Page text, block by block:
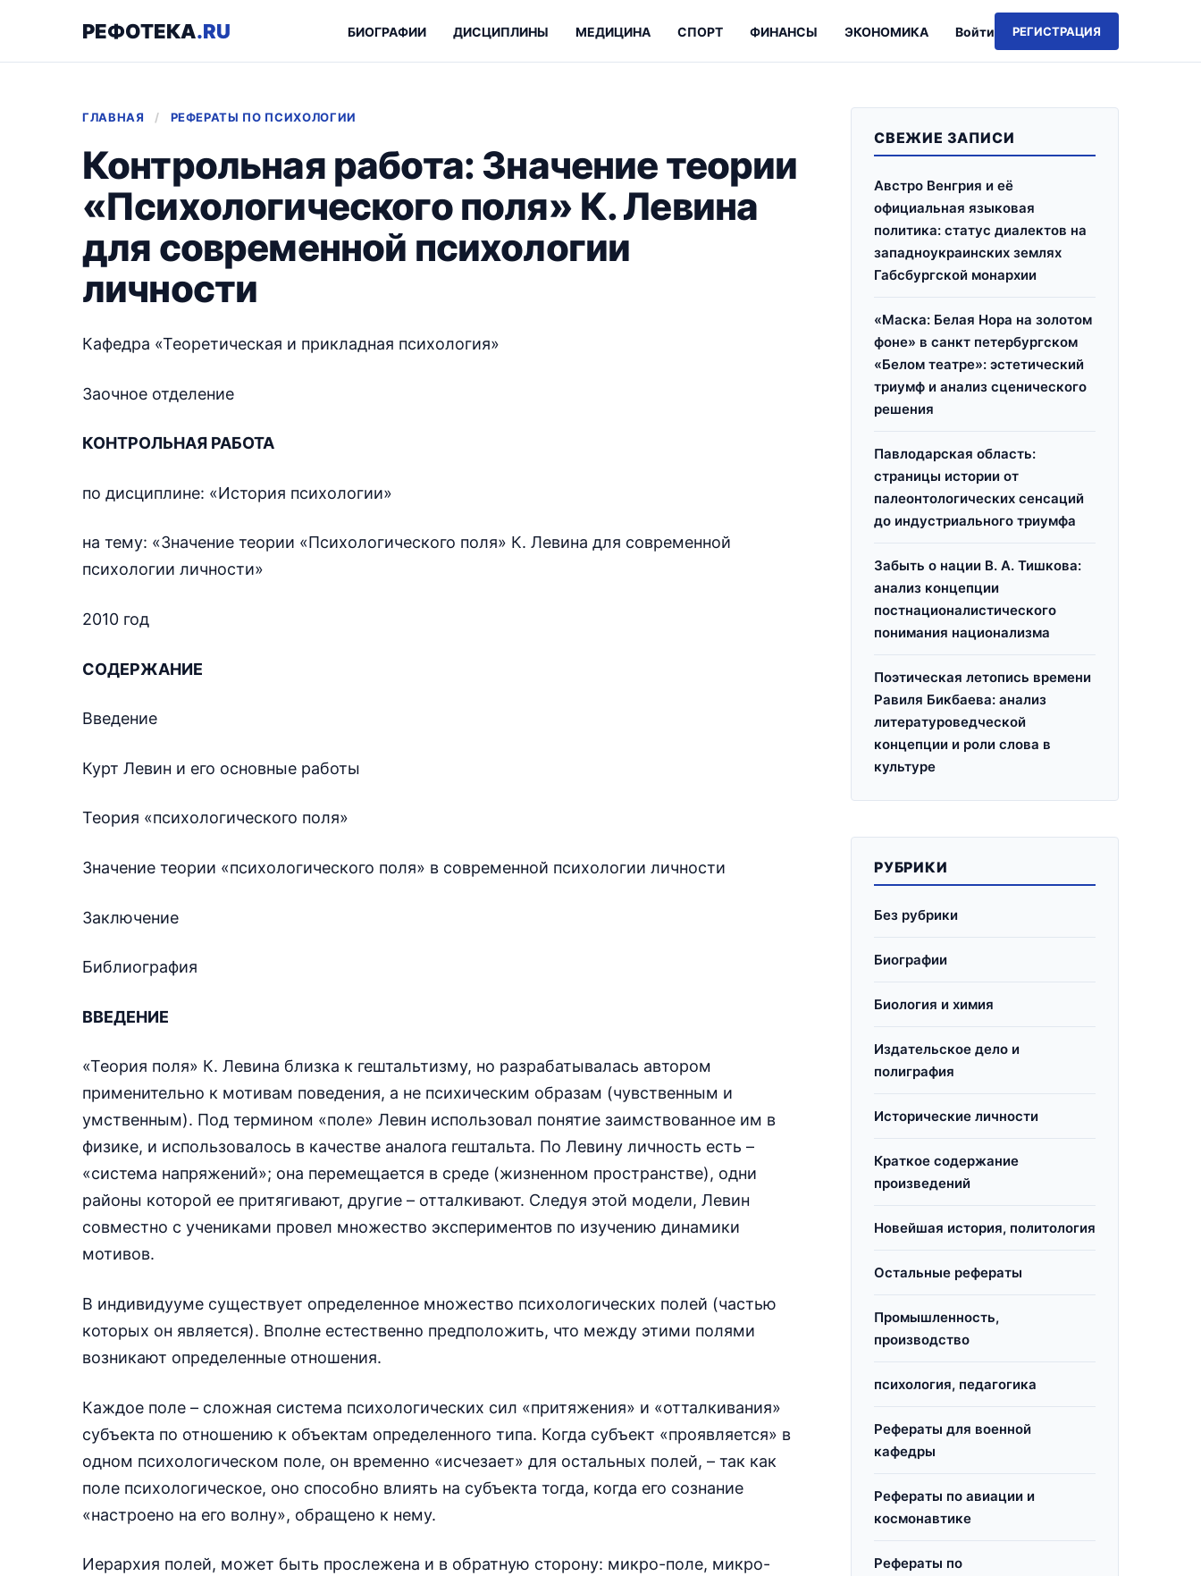
РЕФОТЕКА.RU Войти РЕГИСТРАЦИЯ
БИОГРАФИИ ДИСЦИПЛИНЫ МЕДИЦИНА СПОРТ ФИНАНСЫ ЭКОНОМИКА
ГЛАВНАЯ / РЕФЕРАТЫ ПО ПСИХОЛОГИИ
Контрольная работа: Значение теории
«Психологического поля» К. Левина
для современной психологии
личности
Кафедра «Теоретическая и прикладная психология»
Заочное отделение
КОНТРОЛЬНАЯ РАБОТА
по дисциплине: «История психологии»
на тему: «Значение теории «Психологического поля» К. Левина для современной
психологии личности»
2010 год
СОДЕРЖАНИЕ
Введение
Курт Левин и его основные работы
Теория «психологического поля»
Значение теории «психологического поля» в современной психологии личности
Заключение
Библиография
ВВЕДЕНИЕ
«Теория поля» К. Левина близка к гештальтизму, но разрабатывалась автором
применительно к мотивам поведения, а не психическим образам (чувственным и
умственным). Под термином «поле» Левин использовал понятие заимствованное им в
физике, и использовалось в качестве аналога гештальта. По Левину личность есть –
«система напряжений»; она перемещается в среде (жизненном пространстве), одни
районы которой ее притягивают, другие – отталкивают. Следуя этой модели, Левин
совместно с учениками провел множество экспериментов по изучению динамики
мотивов.
В индивидууме существует определенное множество психологических полей (частью
которых он является). Вполне естественно предположить, что между этими полями
возникают определенные отношения.
Каждое поле – сложная система психологических сил «притяжения» и «отталкивания»
субъекта по отношению к объектам определенного типа. Когда субъект «проявляется» в
одном психологическом поле, он временно «исчезает» для остальных полей, – так как
поле психологическое, оно способно влиять на субъекта тогда, когда его сознание
«настроено на его волну», обращено к нему.
Иерархия полей, может быть прослежена и в обратную сторону: микро-поле, микро-
СВЕЖИЕ ЗАПИСИ
Австро Венгрия и её
официальная языковая
политика: статус диалектов на
западноукраинских землях
Габсбургской монархии
«Маска: Белая Нора на золотом
фоне» в санкт петербургском
«Белом театре»: эстетический
триумф и анализ сценического
решения
Павлодарская область:
страницы истории от
палеонтологических сенсаций
до индустриального триумфа
Забыть о нации В. А. Тишкова:
анализ концепции
постнационалистического
понимания национализма
Поэтическая летопись времени
Равиля Бикбаева: анализ
литературоведческой
концепции и роли слова в
культуре
РУБРИКИ
Без рубрики
Биографии
Биология и химия
Издательское дело и
полиграфия
Исторические личности
Краткое содержание
произведений
Новейшая история, политология
Остальные рефераты
Промышленность,
производство
психология, педагогика
Рефераты для военной
кафедры
Рефераты по авиации и
космонавтике
Рефераты по